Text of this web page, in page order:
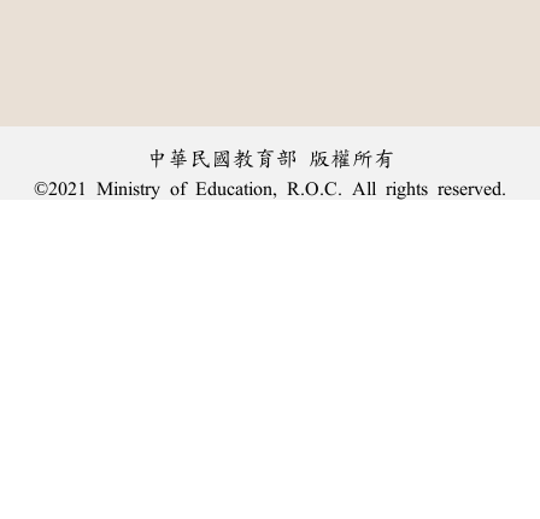
中華民國教育部 版權所有
©2021 Ministry of Education, R.O.C. All rights reserved.